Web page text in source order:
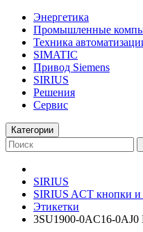
Энергетика
Промышленные
Техника
SIMATIC
Привод Siemens
SIRIUS
Решения
Сервис
Категории
SIRIUS
SIRIUS ACT кнопки и
Этикетки
3SU1900-0AC16-0AJ0